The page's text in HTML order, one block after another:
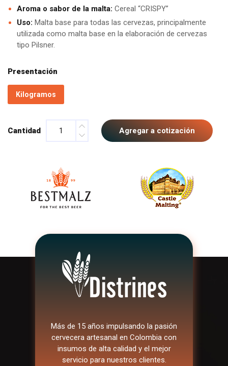
Aroma o sabor de la malta: Cereal “CRISPY”
Uso: Malta base para todas las cervezas, principalmente
utilizada como malta base en la elaboración de cervezas
tipo Pilsner.
Presentación
Kilogramos
Cantidad Agregar a cotización
Más de 15 años impulsando la pasión
cervecera artesanal en Colombia con
insumos de alta calidad y el mejor
servicio para nuestros clientes.